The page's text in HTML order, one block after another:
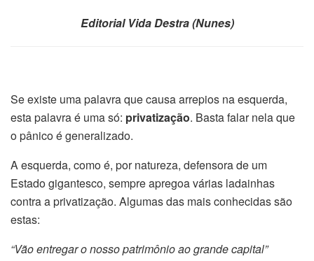
Editorial Vida Destra (Nunes)
Se existe uma palavra que causa arrepios na esquerda,
esta palavra é uma só: privatização. Basta falar nela que
o pânico é generalizado.
A esquerda, como é, por natureza, defensora de um
Estado gigantesco, sempre apregoa várias ladainhas
contra a privatização. Algumas das mais conhecidas são
estas:
“Vão entregar o nosso patrimônio ao grande capital”